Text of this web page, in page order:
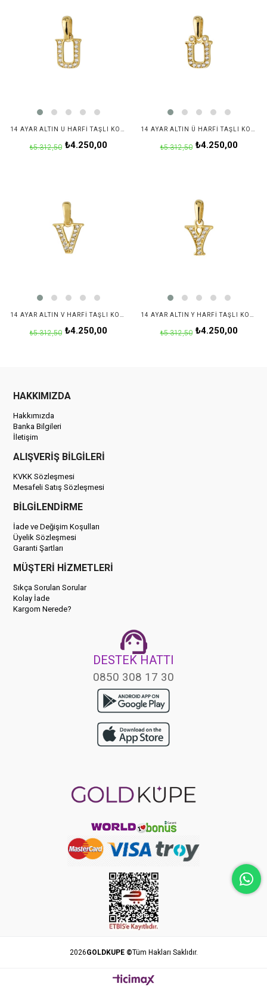
₺4.250,00
₺5.312,50 ₺4.250,00
₺5.312,50
₺4.250,00
₺5.312,50 ₺4.250,00
₺5.312,50
HAKKIMIZDA
Hakkımızda
Banka Bilgileri
İletişim
ALIŞVERİŞ BİLGİLERİ
KVKK Sözleşmesi
Mesafeli Satış Sözleşmesi
BİLGİLENDİRME
İade ve Değişim Koşulları
Üyelik Sözleşmesi
Garanti Şartları
MÜŞTERİ HİZMETLERİ
Sıkça Sorulan Sorular
Kolay İade
Kargom Nerede?
DESTEK HATTI
0850 308 17 30
2026GOLDKUPE ©Tüm Hakları Saklıdır.